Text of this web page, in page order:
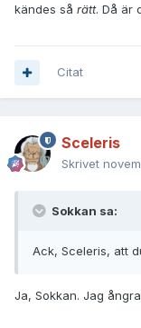
kändes så rätt. Då är
Citat
Sceleris
Skrivet
Sokkan sa:
Ack, Sceleris, att
Ja, Sokkan. Jag